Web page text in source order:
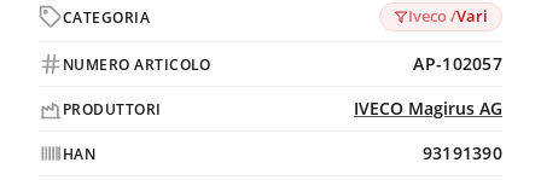
CATEGORIA Iveco /Vari
NUMERO ARTICOLO AP-102057
PRODUTTORI IVECO Magirus AG
HAN 93191390